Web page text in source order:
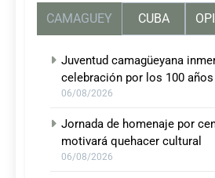
CAMAGUEY CUBA
Juventud camagüeyana
celebración por los 100 años
06/08/2026
Jornada de homenaje por
motivará quehacer cultural
06/08/2026